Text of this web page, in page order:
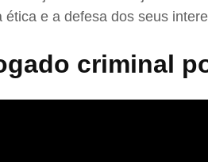
ética e a defesa dos seus
criminal